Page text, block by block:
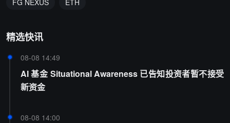
FG NEXUS ETH
精选快讯
08-08 14:49
AI 基金 Situational Awareness 已告知投资者暂不接受
新资金
08-08 14:00